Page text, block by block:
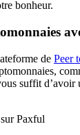
bonheur.
de Peer
suffit d’avoir